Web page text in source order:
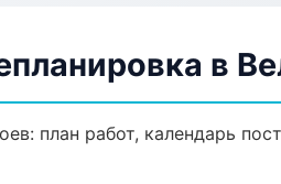
в
план работ, календарь